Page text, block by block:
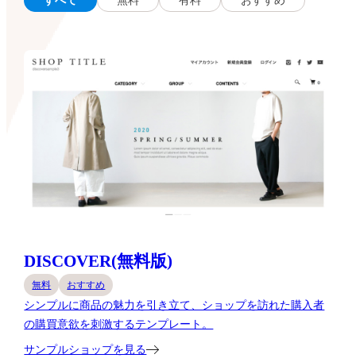
DISCOVER(無料版)
無料 おすすめ
シンプルに商品の魅力を引き立て、ショップを訪れた購入者
の購買意欲を刺激するテンプレート。
サンプルショップを見る